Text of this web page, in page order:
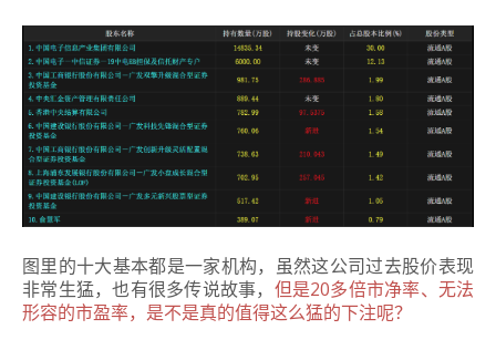
图里的十大基本都是一家机构，虽然这公司过去股价表现
非常生猛，也有很多传说故事， 但是20多倍市净率、无法
形容的市盈率，是不是真的值得这么猛的下注呢？